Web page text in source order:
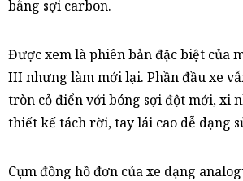
bằng sợi carbon.
Được xem là phiên bản đặc biệt của
III nhưng làm mới lại. Phần đầu xe
tròn cỏ điển với bóng sợi đột mới, xi
thiết kế tách rời, tay lái cao dễ dạng
Cụm đồng hồ đơn của xe dạng